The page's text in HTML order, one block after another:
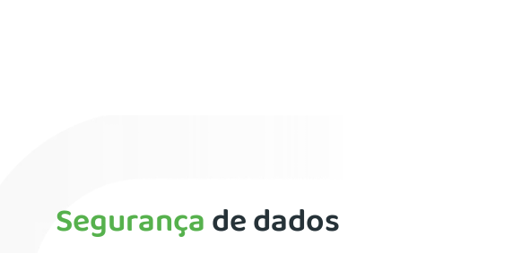
Segurançade dados